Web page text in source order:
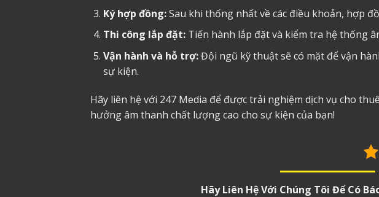
Ký hợp đồng:Sau khi thống nhất về các điều khoản, hợp
Thi công lắp đặt:Tiến hành lắp đặt và kiểm tra hệ thống
Vận hành và hỗ trợ:Đội ngũ kỹ thuật sẽ có mặt để vận
sự kiện.
Hãy liên hệ với 247 Media để được trải nghiệm dịch vụ cho
hưởng âm thanh chất lượng cao cho sự kiện của bạn!
Hãy Liên Hệ Với Chúng Tôi Để Có